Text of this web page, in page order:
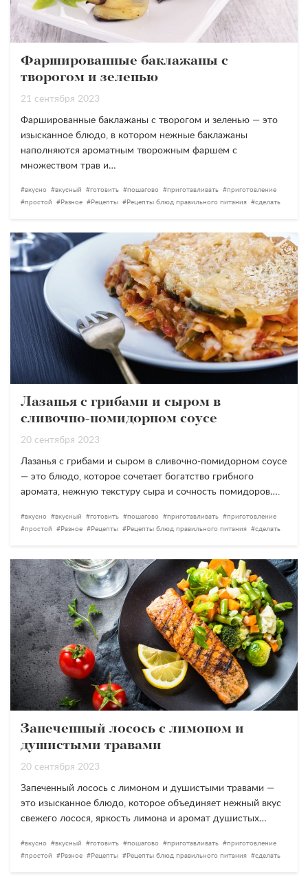
Фаршированные баклажаны с
творогом и зеленью
21 сентября 2023
Фаршированные баклажаны с творогом и зеленью — это
изысканное блюдо, в котором нежные баклажаны
наполняются ароматным творожным фаршем с
множеством трав и…
вкусно вкусный готовить пошагово приготавливать
приготовление
простой
Разное Рецепты Рецепты блюд правильного питания сделать
Лазанья с грибами и сыром в
сливочно-помидорном соусе
20 сентября 2023
Лазанья с грибами и сыром в сливочно-помидорном соусе
— это блюдо, которое сочетает богатство грибного
аромата, нежную текстуру сыра и сочность помидоров….
вкусно вкусный готовить пошагово приготавливать
приготовление
простой
Разное Рецепты Рецепты блюд правильного питания сделать
Запеченный лосось с лимоном и
душистыми травами
20 сентября 2023
Запеченный лосось с лимоном и душистыми травами —
это изысканное блюдо, которое объединяет нежный вкус
свежего лосося, яркость лимона и аромат душистых…
вкусно вкусный готовить пошагово приготавливать
приготовление
простой
Разное Рецепты Рецепты блюд правильного питания сделать